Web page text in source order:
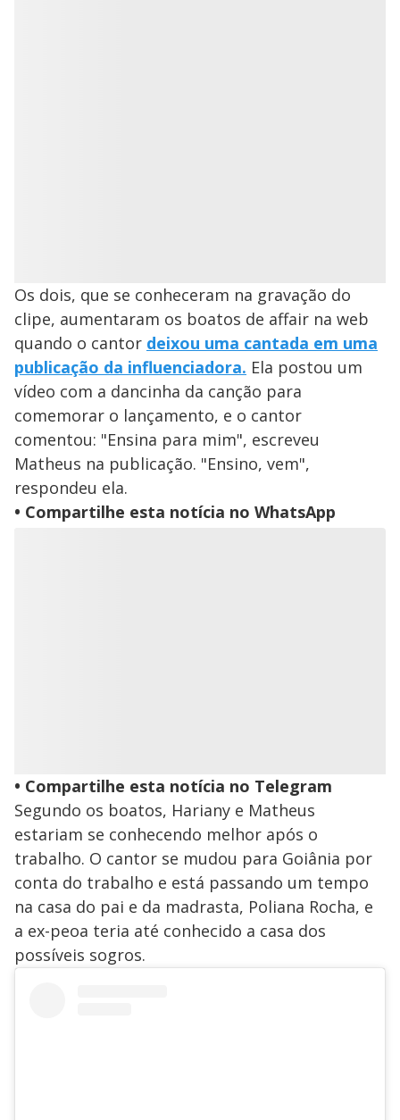
Os dois, que se conheceram na gravação do
clipe, aumentaram os boatos de affair na web
quando o cantor deixou uma cantada em uma
publicação da influenciadora. Ela postou um
vídeo com a dancinha da canção para
comemorar o lançamento, e o cantor
comentou: "Ensina para mim", escreveu
Matheus na publicação. "Ensino, vem",
respondeu ela.
• Compartilhe esta notícia no WhatsApp
• Compartilhe esta notícia no Telegram
Segundo os boatos, Hariany e Matheus
estariam se conhecendo melhor após o
trabalho. O cantor se mudou para Goiânia por
conta do trabalho e está passando um tempo
na casa do pai e da madrasta, Poliana Rocha, e
a ex-peoa teria até conhecido a casa dos
possíveis sogros.